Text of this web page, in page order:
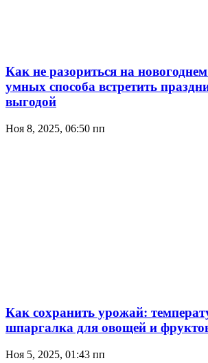
Как не разориться на
умных способа встретить
выгодой
Ноя 8, 2025, 06:50 пп
Как сохранить урожай:
шпаргалка для овощей и
Ноя 5, 2025, 01:43 пп